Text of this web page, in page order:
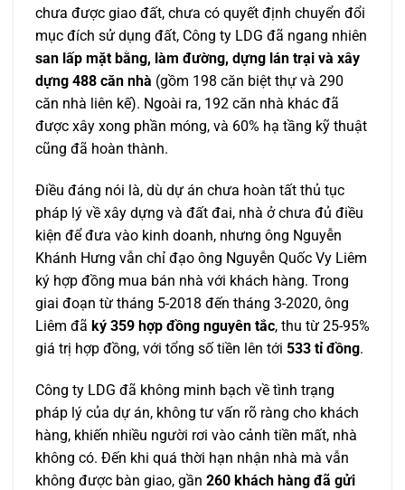
chưa được giao đất, chưa có quyết định chuyển đổi
mục đích sử dụng đất, Công ty LDG đã ngang nhiên
san lấp mặt bằng, làm đường, dựng lán trại và xây
dựng 488 căn nhà (gồm 198 căn biệt thự và 290
căn nhà liên kế). Ngoài ra, 192 căn nhà khác đã
được xây xong phần móng, và 60% hạ tầng kỹ thuật
cũng đã hoàn thành.
Điều đáng nói là, dù dự án chưa hoàn tất thủ tục
pháp lý về xây dựng và đất đai, nhà ở chưa đủ điều
kiện để đưa vào kinh doanh, nhưng ông Nguyễn
Khánh Hưng vẫn chỉ đạo ông Nguyễn Quốc Vy Liêm
ký hợp đồng mua bán nhà với khách hàng. Trong
giai đoạn từ tháng 5-2018 đến tháng 3-2020, ông
Liêm đã ký 359 hợp đồng nguyên tắc, thu từ 25-95%
giá trị hợp đồng, với tổng số tiền lên tới 533 tỉ đồng.
Công ty LDG đã không minh bạch về tình trạng
pháp lý của dự án, không tư vấn rõ ràng cho khách
hàng, khiến nhiều người rơi vào cảnh tiền mất, nhà
không có. Đến khi quá thời hạn nhận nhà mà vẫn
không được bàn giao, gần 260 khách hàng đã gửi